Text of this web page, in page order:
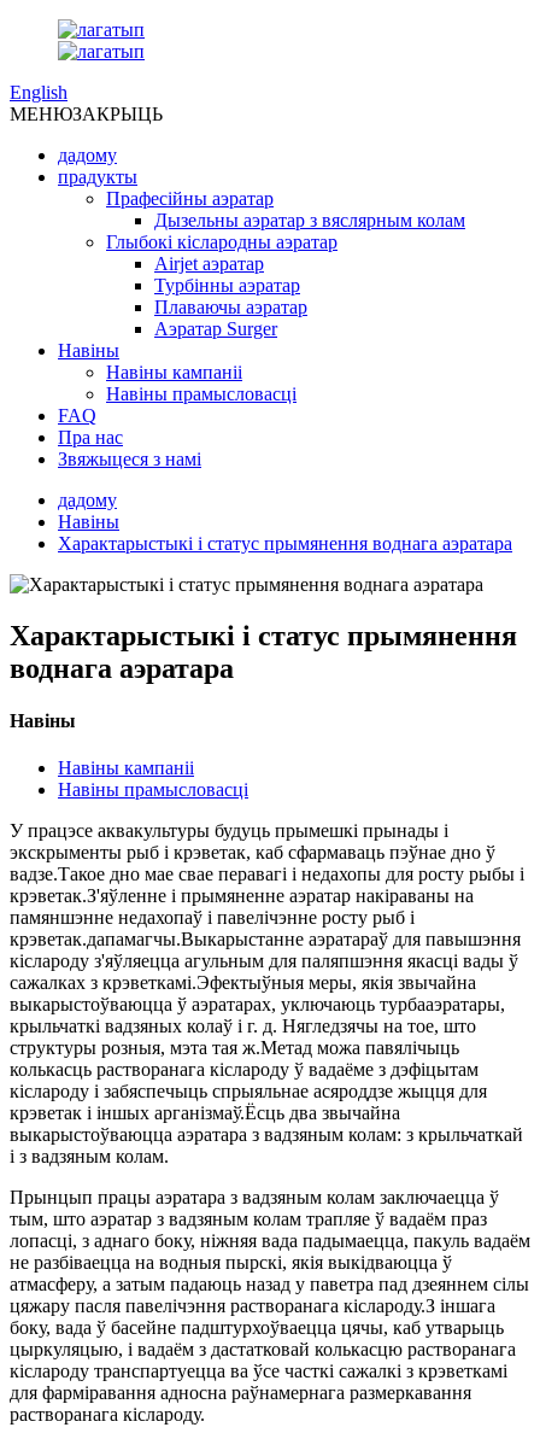
English
МЕНЮЗАКРЫЦЬ
дадому
прадукты
Прафесійны аэратар
Дызельны аэратар з вяслярным колам
Глыбокі кіслародны аэратар
Airjet аэратар
Турбінны аэратар
Плаваючы аэратар
Аэратар Surger
Навіны
Навіны кампаніі
Навіны прамысловасці
FAQ
Пра нас
Звяжыцеся з намі
дадому
Навіны
Характарыстыкі і статус прымянення воднага аэратара
Характарыстыкі і статус прымянення
воднага аэратара
Навіны
Навіны кампаніі
Навіны прамысловасці
У працэсе аквакультуры будуць прымешкі прынады і
экскрыменты рыб і крэветак, каб сфармаваць пэўнае дно ў
вадзе.Такое дно мае свае перавагі і недахопы для росту рыбы і
крэветак.З'яўленне і прымяненне аэратар накіраваны на
памяншэнне недахопаў і павелічэнне росту рыб і
крэветак.дапамагчы.Выкарыстанне аэратараў для павышэння
кіслароду з'яўляецца агульным для паляпшэння якасці вады ў
сажалках з крэветкамі.Эфектыўныя меры, якія звычайна
выкарыстоўваюцца ў аэратарах, уключаюць турбааэратары,
крыльчаткі вадзяных колаў і г. д. Нягледзячы на ​​тое, што
структуры розныя, мэта тая ж.Метад можа павялічыць
колькасць растворанага кіслароду ў вадаёме з дэфіцытам
кіслароду і забяспечыць спрыяльнае асяроддзе жыцця для
крэветак і іншых арганізмаў.Ёсць два звычайна
выкарыстоўваюцца аэратара з вадзяным колам: з крыльчаткай
і з вадзяным колам.
Прынцып працы аэратара з вадзяным колам заключаецца ў
тым, што аэратар з вадзяным колам трапляе ў вадаём праз
лопасці, з аднаго боку, ніжняя вада падымаецца, пакуль вадаём
не разбіваецца на водныя пырскі, якія выкідваюцца ў
атмасферу, а затым падаюць назад у паветра пад дзеяннем сілы
цяжару пасля павелічэння растворанага кіслароду.З іншага
боку, вада ў басейне падштурхоўваецца цячы, каб утварыць
цыркуляцыю, і вадаём з дастатковай колькасцю растворанага
кіслароду транспартуецца ва ўсе часткі сажалкі з крэветкамі
для фарміравання адносна раўнамернага размеркавання
растворанага кіслароду.